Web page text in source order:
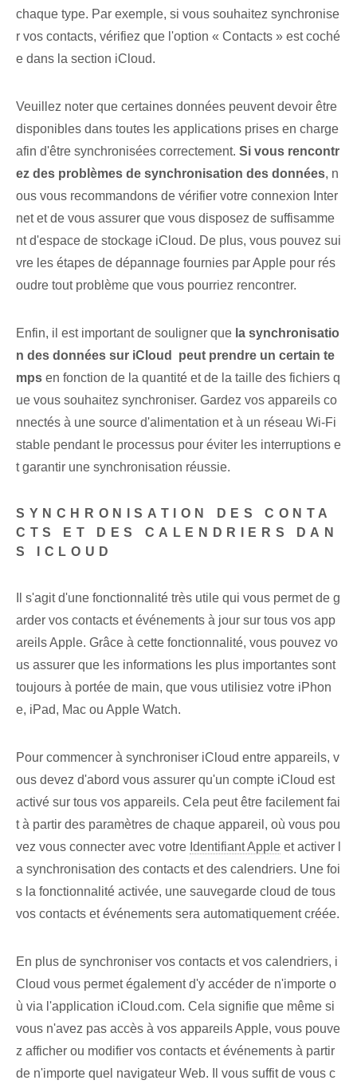
chaque type. Par exemple, si vous souhaitez synchronise
r vos contacts, vérifiez que l'option « Contacts » est coché
e dans la section iCloud.
Veuillez noter que certaines données peuvent devoir être
disponibles dans toutes les applications prises en charge
afin d'être synchronisées correctement. Si vous rencontr
ez des problèmes de synchronisation des données, n
ous vous recommandons de vérifier votre connexion Inter
net et de vous assurer que vous disposez de suffisamme
nt d'espace de stockage iCloud. De plus, vous pouvez sui
vre les étapes de dépannage fournies par Apple pour rés
oudre tout problème que vous pourriez rencontrer.
Enfin, il est important de souligner que la synchronisatio
n des données sur iCloud ⁤ peut prendre un certain te
mps en fonction de la quantité et de la taille des fichiers q
ue vous souhaitez synchroniser. Gardez vos appareils co
nnectés à une source d'alimentation et à un réseau Wi-Fi
stable pendant le processus pour éviter les interruptions e
t garantir une synchronisation réussie.
SYNCHRONISATION DES CONTA
CTS ET DES CALENDRIERS DAN
S ICLOUD
Il s'agit d'une fonctionnalité très utile qui vous permet de g
arder vos contacts et événements à jour sur tous vos app
areils Apple. Grâce à cette fonctionnalité, vous pouvez vo
us assurer que les informations les plus importantes sont
toujours à portée de main, que vous utilisiez votre iPhon
e, iPad, Mac ou Apple Watch.
Pour commencer à synchroniser iCloud entre appareils, v
ous devez d'abord vous assurer qu'un compte iCloud est
activé sur tous vos appareils. Cela peut être facilement fai
t à partir des paramètres ⁢de chaque appareil⁢, où vous pou
vez vous connecter avec votre Identifiant Apple et activer l
a synchronisation des contacts et des calendriers. Une foi
s la fonctionnalité activée, une sauvegarde cloud de tous
vos contacts et événements sera automatiquement créée.
En plus de synchroniser vos contacts et vos calendriers, i
Cloud vous permet également d'y accéder de n'importe o
ù via l'application iCloud.com. ⁤Cela signifie que ⁣même si
vous n'avez pas accès à vos appareils Apple, vous pouve
z afficher ou modifier vos contacts et événements à partir
de n'importe quel navigateur Web. Il vous suffit de vous c